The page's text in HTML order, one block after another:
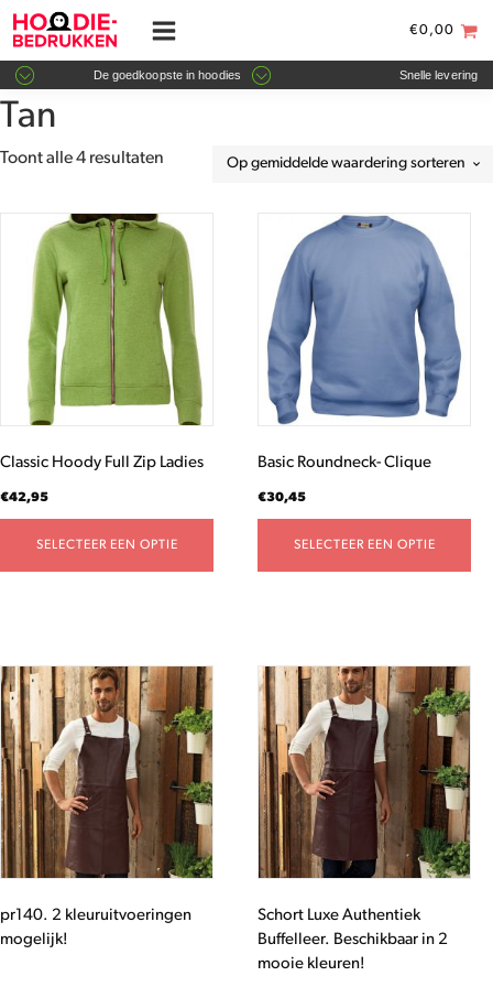
€0,00
De goedkoopste in hoodies Snelle levering
Tan
Toont alle 4 resultaten Gesorteerd
waardering
Classic Hoody Full Zip Ladies
€42,95
SELECTEER EEN OPTIE
product
heeft
meerdere
variaties.
Deze
optie
gekozen
op
de
Basic Roundneck- Clique
€30,45
SELECTEER EEN OPTIE
product
heeft
meerdere
variaties.
Deze
optie
kan
gekozen
op
de
pr140. 2 kleuruitvoeringen
mogelijk!
Schort Luxe Authentiek
Buffelleer. Beschikbaar in 2
mooie kleuren!
Dit
product
heeft
meerdere
variaties.
Deze
optie
kan
gekozen
op
de
productpagina